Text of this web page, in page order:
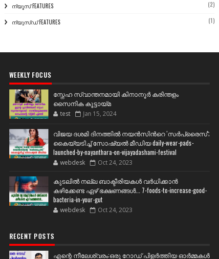
ന്യൂസ് FEATURES (2)
ന്യൂസ്ഡ് FEATURES (1)
WEEKLY FOCUS
സ്നേഹ സ്വാന്തനമായി കിനാനൂർ കരിന്തളം
സൈനിക കൂട്ടായ്മ
test Jan 15, 2024
വിജയ ദശമി ദിനത്തില്‍ നയന്‍സിന്‍റെ 'സര്‍പ്രൈസ്';
കൈയ്യടിച്ച് സോഷ്യല്‍ മീഡിയ daily-wear-pads-
launched-by-nayanthara-on-vijayadashami-festival
webdesk Oct 24, 2023
കുടലിൽ നല്ല ബാക്ടീരിയകൾ വര്‍ധിക്കാന്‍
കഴിക്കേണ്ട ഏഴ് ഭക്ഷണങ്ങള്‍... 7-foods-to-increase-good-
bacteria-in-your-gut
webdesk Oct 24, 2023
RECENT POSTS
എന്റെ നീലേശ്വരം:ഒരു റോഡ് പിളർത്തിയ ഓർമ്മകൾ